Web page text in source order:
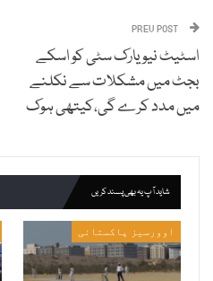
اسٹیٹ نیو یارک سٹی کو اسکے
بجٹ میں مشکلات سے نکلنے
میں مدد کرے گی،کیتھی ہوک
شاید آپ یہ بھی پسند کریں
اوورسیز پاکستانی